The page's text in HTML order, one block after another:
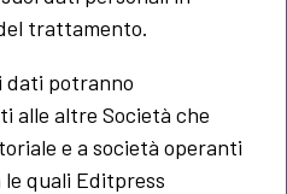
trattamento.
dati potranno
alle altre Società che
e a società operanti
quali Editpress